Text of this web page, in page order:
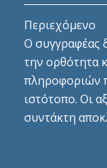
Περιεχόμενο
Ο συγγραφέας
την ορθότητα
πληροφοριών
ιστότοπο. Οι
συντάκτη